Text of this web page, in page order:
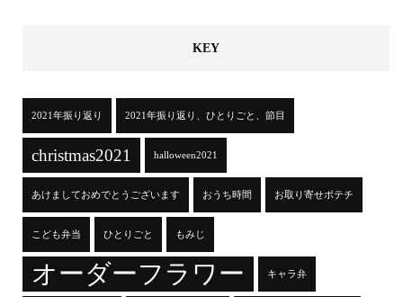
KEY
2021年振り返り 2021年振り返り、ひとりごと、節目
christmas2021 halloween2021
あけましておめでとうございます おうち時間 お取り寄せポテチ
こども弁当 ひとりごと もみじ
オーダーフラワー キャラ弁